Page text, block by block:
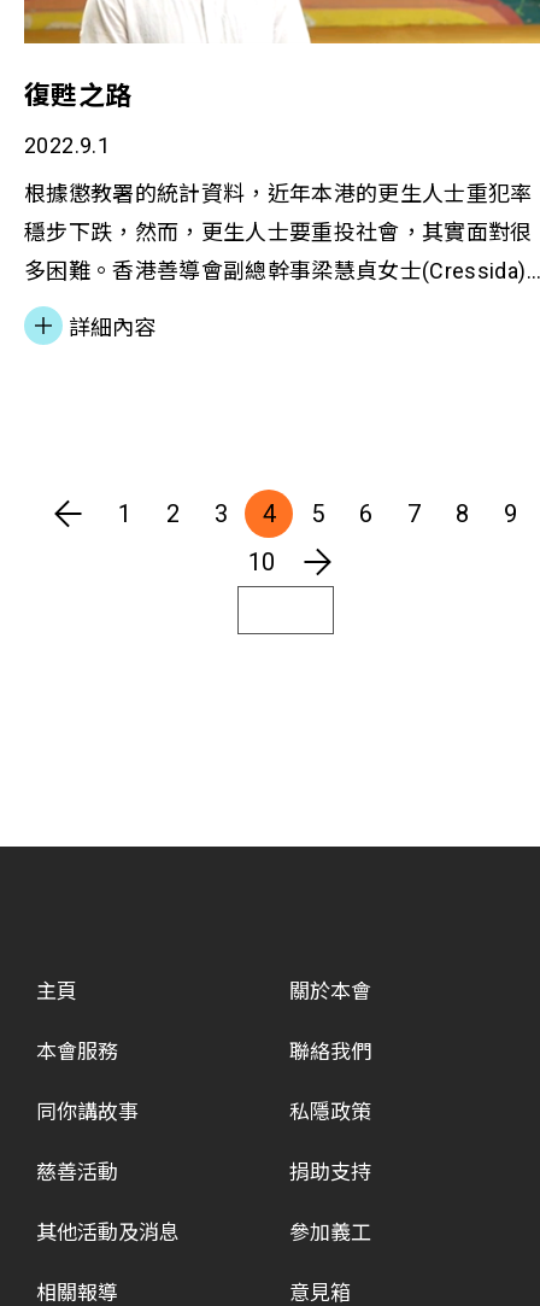
復甦之路
2022.9.1
根據懲教署的統計資料，近年本港的更生人士重犯率
穩步下跌，然而，更生人士要重投社會，其實面對很
多困難。香港善導會副總幹事梁慧貞女士(Cressida)
港康滙督導主任謝紀良先生(Tom)代表本會接受香港
台《鏗鏘集》訪問，介紹機構提供之更生康復服務。
詳細內容
1 2 3 4 5 6 7 8
9
10
主頁
本會服務
同你講故事
慈善活動
其他活動及消息
相關報導
關於本會
聯絡我們
私隱政策
捐助支持
參加義工
意見箱